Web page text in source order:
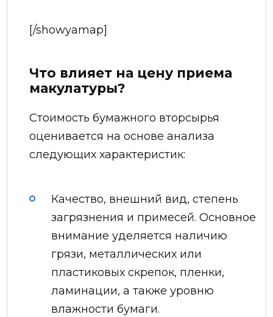
[/showyamap]
Что влияет на цену приема
макулатуры?
Стоимость бумажного вторсырья
оценивается на основе анализа
следующих характеристик:
Качество, внешний вид, степень
загрязнения и примесей. Основное
внимание уделяется наличию
грязи, металлических или
пластиковых скрепок, пленки,
ламинации, а также уровню
влажности бумаги.